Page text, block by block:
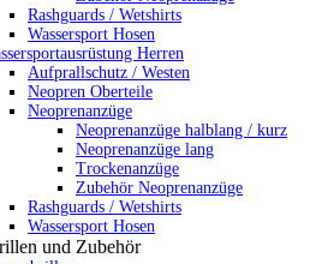
Rashguards / Wetshirts
Wassersport Hosen
Herren
Aufprallschutz / Westen
Neopren Oberteile
Neoprenanzüge
Neoprenanzüge halblang / kurz
Neoprenanzüge lang
Trockenanzüge
Zubehör Neoprenanzüge
Rashguards / Wetshirts
Wassersport Hosen
und Zubehör